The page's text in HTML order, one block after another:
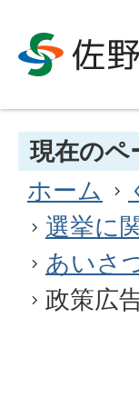
現在のペ
ホーム
選挙に
あいさ
政策広